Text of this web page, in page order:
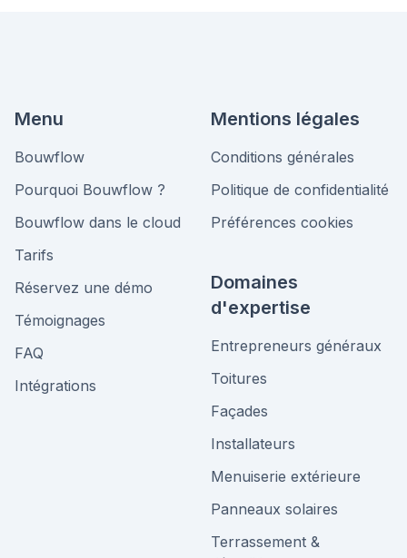
Menu
Bouwflow
Pourquoi Bouwflow ?
Bouwflow dans le cloud
Tarifs
Réservez une démo
Témoignages
FAQ
Intégrations
Mentions légales
Conditions générales
Politique de confidentialité
Préférences cookies
Domaines
d'expertise
Entrepreneurs généraux
Toitures
Façades
Installateurs
Menuiserie extérieure
Panneaux solaires
Terrassement &